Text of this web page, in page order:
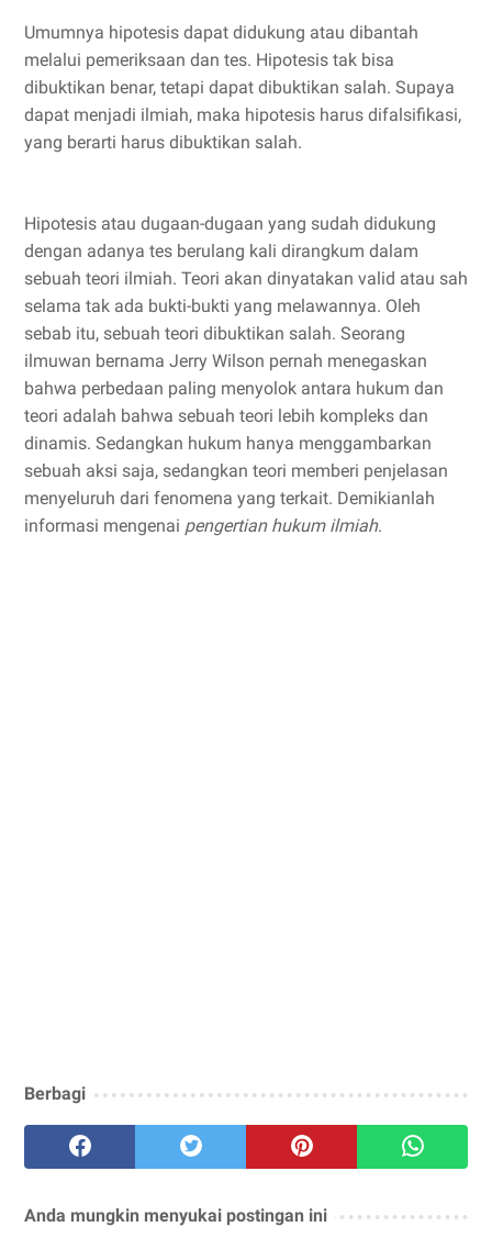
Umumnya hipotesis dapat didukung atau dibantah
melalui pemeriksaan dan tes. Hipotesis tak bisa
dibuktikan benar, tetapi dapat dibuktikan salah. Supaya
dapat menjadi ilmiah, maka hipotesis harus difalsifikasi,
yang berarti harus dibuktikan salah.
Hipotesis atau dugaan-dugaan yang sudah didukung
dengan adanya tes berulang kali dirangkum dalam
sebuah teori ilmiah. Teori akan dinyatakan valid atau sah
selama tak ada bukti-bukti yang melawannya. Oleh
sebab itu, sebuah teori dibuktikan salah. Seorang
ilmuwan bernama Jerry Wilson pernah menegaskan
bahwa perbedaan paling menyolok antara hukum dan
teori adalah bahwa sebuah teori lebih kompleks dan
dinamis. Sedangkan hukum hanya menggambarkan
sebuah aksi saja, sedangkan teori memberi penjelasan
menyeluruh dari fenomena yang terkait. Demikianlah
informasi mengenai pengertian hukum ilmiah.
Berbagi
Anda mungkin menyukai postingan ini